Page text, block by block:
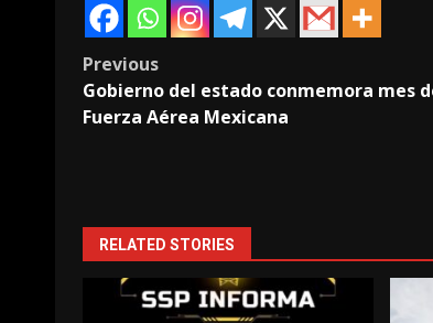
Post
navigation
Previous
Gobierno del estado conmemora mes
Fuerza Aérea Mexicana
RELATED STORIES